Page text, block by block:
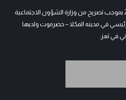
تأسست المؤسسة في العام 2023 بموجب تصريح من وزارة الشؤون الاجتماعية
المكتب الرئيسي في مدينه المكلا – حضرموت ولديها
في تعز.